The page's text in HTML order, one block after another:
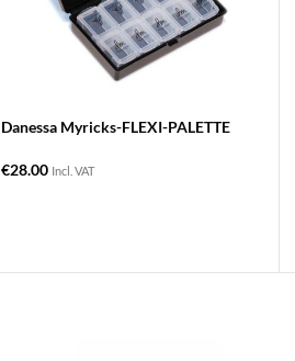
Danessa Myricks-FLEXI-PALETTE
€28.00 Incl. VAT